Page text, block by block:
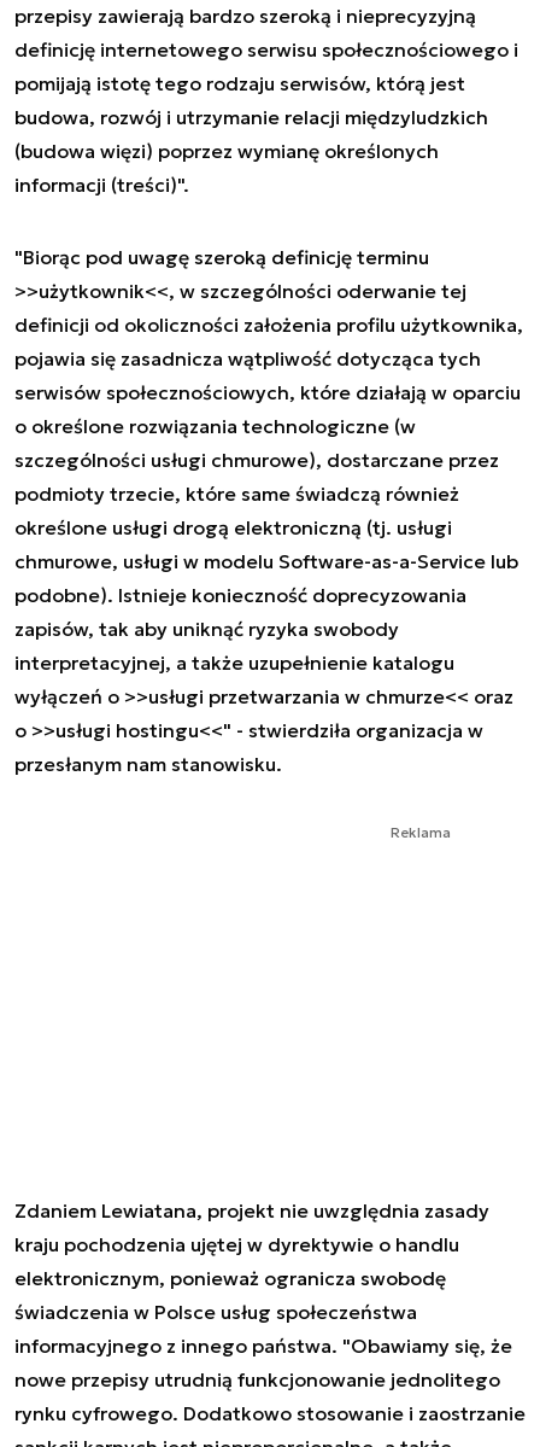
przepisy zawierają bardzo szeroką i nieprecyzyjną
definicję internetowego serwisu społecznościowego i
pomijają istotę tego rodzaju serwisów, którą jest
budowa, rozwój i utrzymanie relacji międzyludzkich
(budowa więzi) poprzez wymianę określonych
informacji (treści)".
"Biorąc pod uwagę szeroką definicję terminu
>>użytkownik<<, w szczególności oderwanie tej
definicji od okoliczności założenia profilu użytkownika,
pojawia się zasadnicza wątpliwość dotycząca tych
serwisów społecznościowych, które działają w oparciu
o określone rozwiązania technologiczne (w
szczególności usługi chmurowe), dostarczane przez
podmioty trzecie, które same świadczą również
określone usługi drogą elektroniczną (tj. usługi
chmurowe, usługi w modelu Software-as-a-Service lub
podobne). Istnieje konieczność doprecyzowania
zapisów, tak aby uniknąć ryzyka swobody
interpretacyjnej, a także uzupełnienie katalogu
wyłączeń o >>usługi przetwarzania w chmurze<< oraz
o >>usługi hostingu<<" - stwierdziła organizacja w
przesłanym nam stanowisku.
Reklama
Zdaniem Lewiatana, projekt nie uwzględnia zasady
kraju pochodzenia ujętej w dyrektywie o handlu
elektronicznym, ponieważ ogranicza swobodę
świadczenia w Polsce usług społeczeństwa
informacyjnego z innego państwa. "Obawiamy się, że
nowe przepisy utrudnią funkcjonowanie jednolitego
rynku cyfrowego. Dodatkowo stosowanie i zaostrzanie